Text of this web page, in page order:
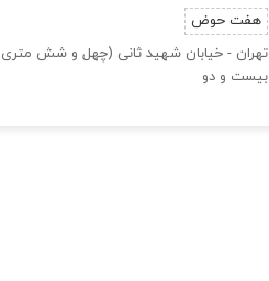
هفت حوض
تهران - خیابان شهید ثانی (چهل و شش متری
بیست و دو